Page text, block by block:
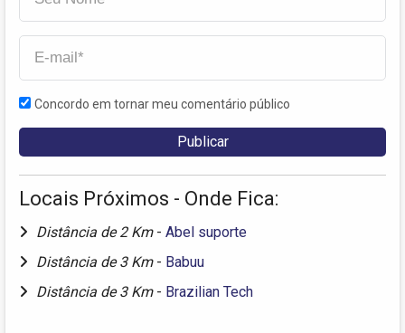
Concordo em tornar meu comentário público
Locais Próximos - Onde Fica:
Distância de 2 Km - Abel suporte
Distância de 3 Km - Babuu
Distância de 3 Km - Brazilian Tech